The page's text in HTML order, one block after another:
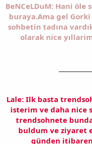
BeNCeLDuM: Hani öle
buraya.Ama gel
sohbetin tadına
olarak nice
Lale: Ilk basta
isterim ve daha nice
trendsohnete
buldum ve ziyaret
günden